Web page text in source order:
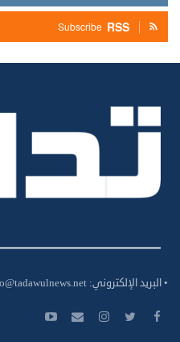
RSS
Subscribe
• البريد الإلكتروني: